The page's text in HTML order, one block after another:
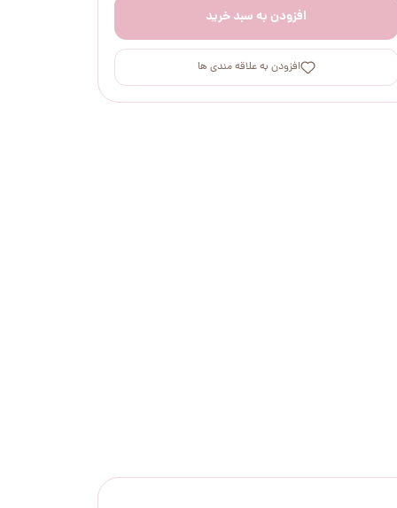
افزودن به سبد خرید
افزودن به علاقه مندی ها